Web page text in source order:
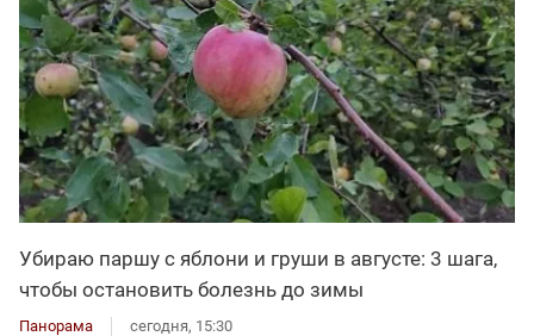
Убираю паршу с яблони и груши в августе: 3 шага,
чтобы остановить болезнь до зимы
Панорама сегодня, 15:30